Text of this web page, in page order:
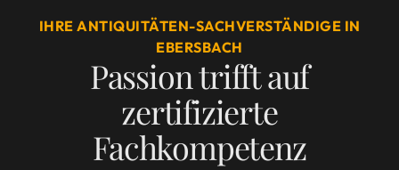
IHRE ANTIQUITÄTEN-SACHVERSTÄNDIGE IN
EBERSBACH
Passion trifft auf
zertifizierte
Fachkompetenz